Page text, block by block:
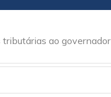
ao governador